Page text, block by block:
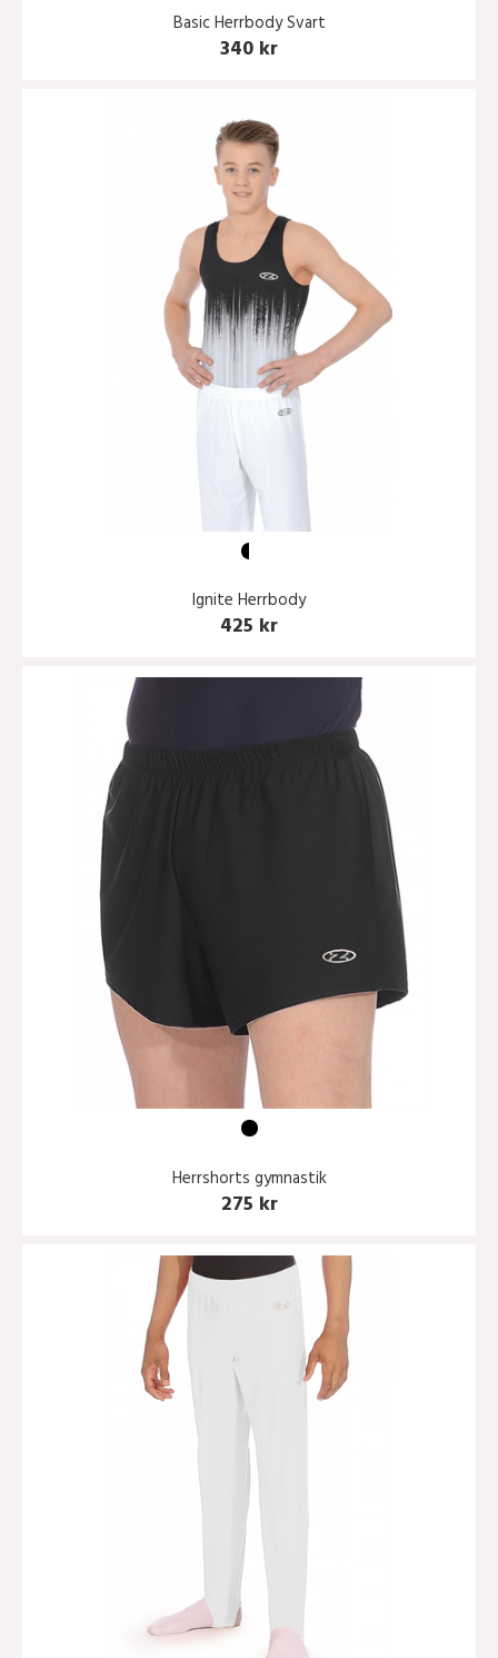
Basic Herrbody Svart
340 kr
Ignite Herrbody
425 kr
Herrshorts gymnastik
275 kr